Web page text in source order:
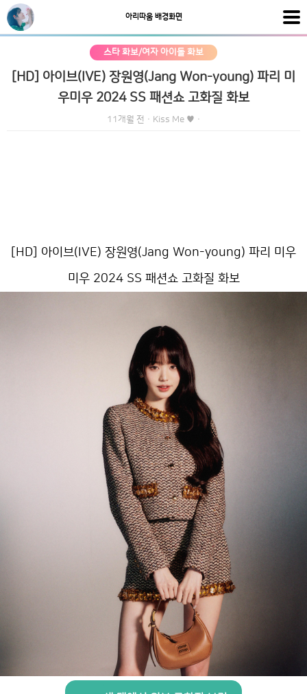
아리따움 배경화면
스타 화보/여자 아이돌 화보
[HD] 아이브(IVE) 장원영(Jang Won-young) 파리 미
우미우 2024 SS 패션쇼 고화질 화보
11개월 전 · Kiss Me ♥ ·
[HD] 아이브(IVE) 장원영(Jang Won-young) 파리 미우
미우 2024 SS 패션쇼 고화질 화보